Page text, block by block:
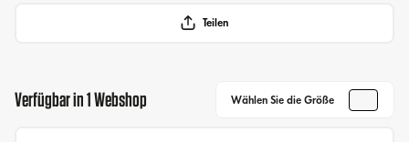
Teilen
Verfügbar in 1 Webshop Wählen Sie die Größe